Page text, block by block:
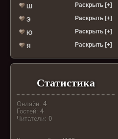
Ш Раскрыть [+]
Э Раскрыть [+]
Ю Раскрыть [+]
Я Раскрыть [+]
Статистика
Онлайн: 4
Гостей: 4
Читатели: 0